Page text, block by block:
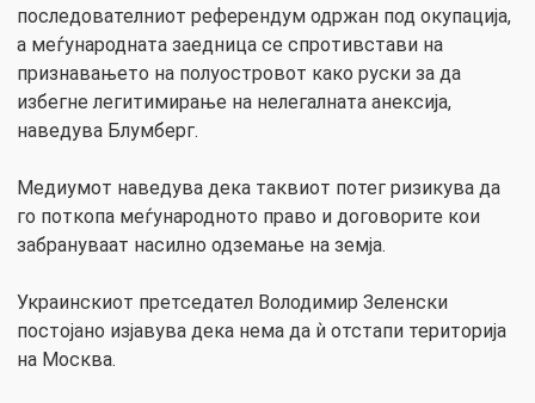
последователниот референдум одржан под окупација,
а меѓународната заедница се спротивстави на
признавањето на полуостровот како руски за да
избегне легитимирање на нелегалната анексија,
наведува Блумберг.
Медиумот наведува дека таквиот потег ризикува да
го поткопа меѓународното право и договорите кои
забрануваат насилно одземање на земја.
Украинскиот претседател Володимир Зеленски
постојано изјавува дека нема да ѝ отстапи територија
на Москва.